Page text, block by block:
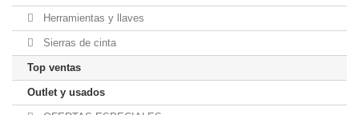
Herramientas y llaves
Sierras de cinta
Top ventas
Outlet y usados